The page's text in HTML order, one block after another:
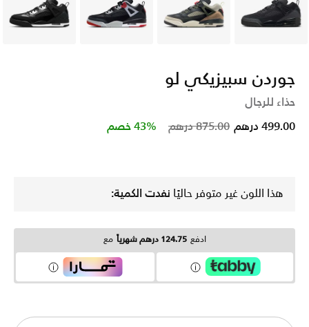
أسود رمادي أسود أسود
جوردن سبيزيكي لو
حذاء للرجال
Price reduced from
875.00 درهم to 499.00 درهم 43% خصم
هذا اللون غير متوفر حاليًا نفدت الكمية:
ادفع 124.75 درهم شهرياً مع